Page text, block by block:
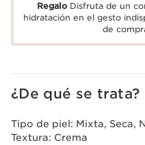
RegaloDisfruta de un
hidratación en el gesto
de
¿De qué se trata?
Tipo de piel: Mixta, Seca,
Textura: Crema